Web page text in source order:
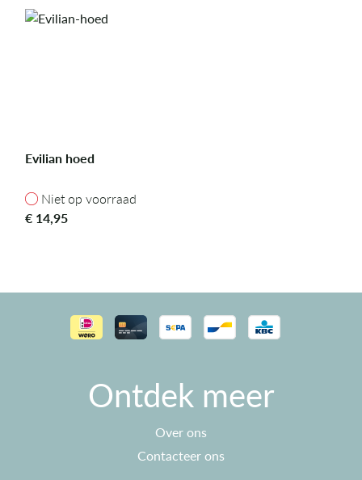
Evilian hoed
Niet op voorraad
Niet op voorraad
€ 14,95
Ontdek meer
Over ons
Contacteer ons